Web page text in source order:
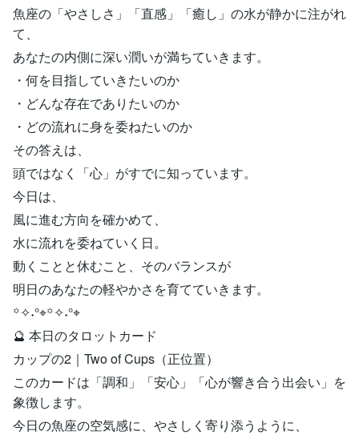
魚座の「やさしさ」「直感」「癒し」の水が静かに注がれ
て、
あなたの内側に深い潤いが満ちていきます。
・何を目指していきたいのか
・どんな存在でありたいのか
・どの流れに身を委ねたいのか
その答えは、
頭ではなく「心」がすでに知っています。
今日は、
風に進む方向を確かめて、
水に流れを委ねていく日。
動くことと休むこと、そのバランスが
明日のあなたの軽やかさを育てていきます。
꙳✧˖°⌖꙳✧˖°⌖
🔮 本日のタロットカード
カップの2｜Two of Cups（正位置）
このカードは「調和」「安心」「心が響き合う出会い」を
象徴します。
今日の魚座の空気感に、やさしく寄り添うように、